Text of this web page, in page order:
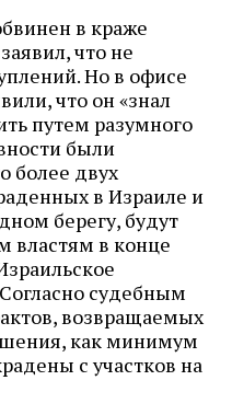
в краже
что не
Но в офисе
что он «знал
путем разумного
были
более двух
в Израиле и
берегу, будут
властям в конце
судебным
возвращаемых
как минимум
с участков на